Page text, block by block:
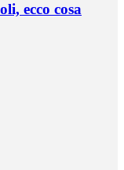
ecco cosa